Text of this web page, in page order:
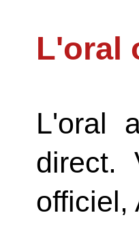
L'oral
L'oral
direct.
officiel,